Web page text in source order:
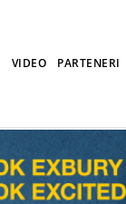
VIDEO PARTENERI